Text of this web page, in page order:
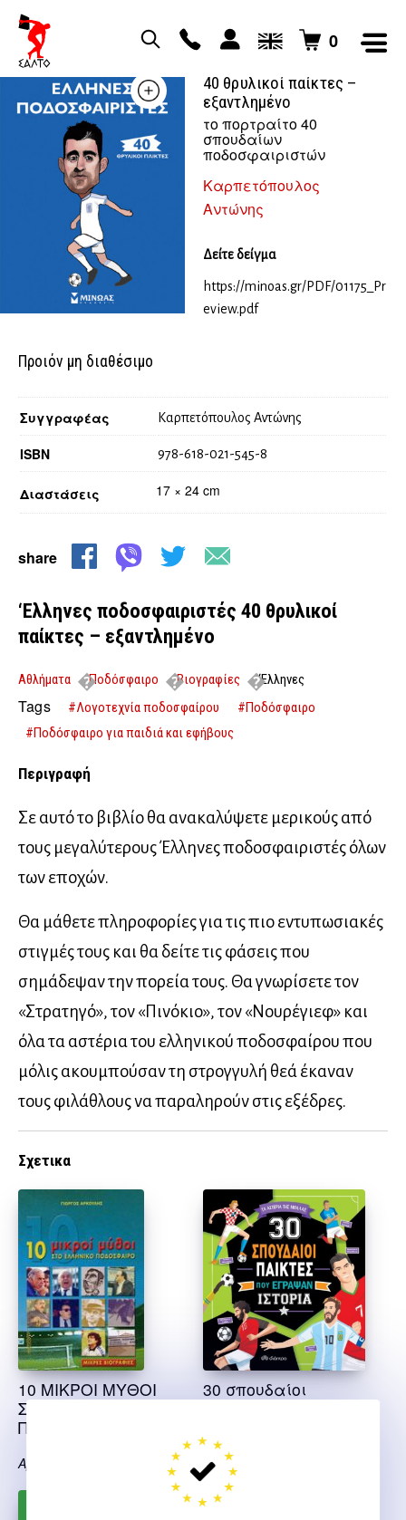
0
40 θρυλικοί παίκτες –
εξαντλημένο
το πορτραίτο 40
σπουδαίων
ποδοσφαιριστών
Καρπετόπουλος
Αντώνης
Δείτε δείγμα
https://minoas.gr/PDF/01175_Pr
eview.pdf
Προιόν μη διαθέσιμο
Διαστάσεις 17 × 24 cm
Συγγραφέας Καρπετόπουλος Αντώνης
ISBN 978-618-021-545-8
share
‘Ελληνες ποδοσφαιριστές 40 θρυλικοί
παίκτες – εξαντλημένο
Αθλήματα Ποδόσφαιρο Βιογραφίες
‘Ελληνες
ποδοσφαιριστές 40 θρυλικοί παίκτες – εξαντλημένο
Tags #Λογοτεχνία ποδοσφαίρου
#Ποδόσφαιρο
#Ποδόσφαιρο για παιδιά και εφήβους
Περιγραφή
Σε αυτό το βιβλίο θα ανακαλύψετε μερικούς από
τους μεγαλύτερους Έλληνες ποδοσφαιριστές όλων
των εποχών.
Θα μάθετε πληροφορίες για τις πιο εντυπωσιακές
στιγμές τους και θα δείτε τις φάσεις που
σημάδεψαν την πορεία τους. Θα γνωρίσετε τον
«Στρατηγό», τον «Πινόκιο», τον «Νουρέγιεφ» και
όλα τα αστέρια του ελληνικού ποδοσφαίρου που
μόλις ακουμπούσαν τη στρογγυλή θεά έκαναν
τους φιλάθλους να παραληρούν στις εξέδρες.
Σχετικα
10 ΜΙΚΡΟΙ ΜΥΘΟΙ
ΣΤΟ ΕΛΛΗΝΙΚΟ
ΠΟΔΟΣΦΑΙΡΟ
Αρκούλης Γ.
30 σπουδαίοι
Luca de Leone